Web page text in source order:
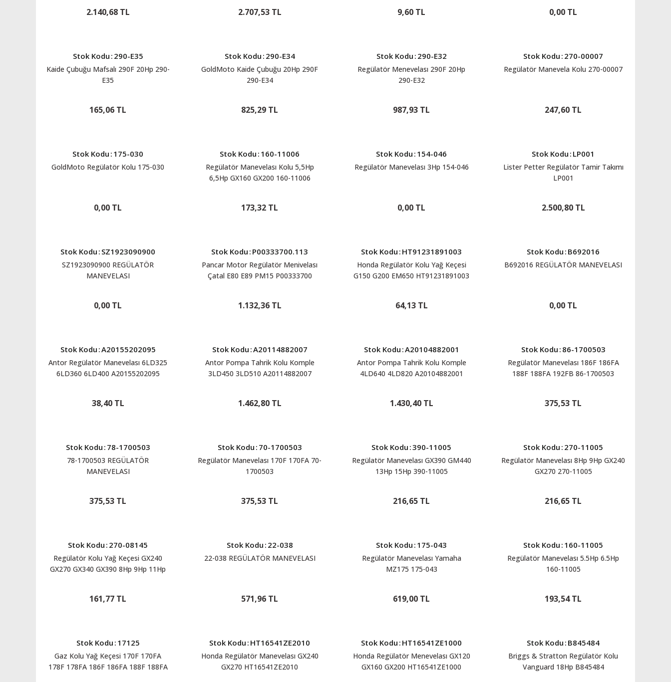
2.140,68 TL 2.707,53 TL 9,60 TL 0,00 TL
Stok Kodu : 290-E35
Kaide Çubuğu Mafsalı 290F 20Hp 290-
E35
165,06 TL
Stok Kodu : 290-E34
GoldMoto Kaide Çubuğu 20Hp 290F
290-E34
825,29 TL
Stok Kodu : 290-E32
Regülatör Menevelası 290F 20Hp
290-E32
987,93 TL
Stok Kodu : 270-00007
Regülatör Manevela Kolu 270-00007
247,60 TL
Stok Kodu : 175-030
GoldMoto Regülatör Kolu 175-030
0,00 TL
Stok Kodu : 160-11006
Regülatör Manevelası Kolu 5,5Hp
6,5Hp GX160 GX200 160-11006
173,32 TL
Stok Kodu : 154-046
Regülatör Manevelası 3Hp 154-046
0,00 TL
Stok Kodu : LP001
Lister Petter Regülatör Tamir Takımı
LP001
2.500,80 TL
Stok Kodu : SZ1923090900
SZ1923090900 REGÜLATÖR
MANEVELASI
0,00 TL
Stok Kodu : P00333700.113
Pancar Motor Regülatör Menivelası
Çatal E80 E89 PM15 P00333700
1.132,36 TL
Stok Kodu : HT91231891003
Honda Regülatör Kolu Yağ Keçesi
G150 G200 EM650 HT91231891003
64,13 TL
Stok Kodu : B692016
B692016 REGÜLATÖR MANEVELASI
0,00 TL
Stok Kodu :A20155202095
Antor Regülatör Manevelası 6LD325
6LD360 6LD400 A20155202095
38,40 TL
Stok Kodu :A20114882007
Antor Pompa Tahrik Kolu Komple
3LD450 3LD510 A20114882007
1.462,80 TL
Stok Kodu :A20104882001
Antor Pompa Tahrik Kolu Komple
4LD640 4LD820 A20104882001
1.430,40 TL
Stok Kodu : 86-1700503
Regülatör Manevelası 186F 186FA
188F 188FA 192FB 86-1700503
375,53 TL
Stok Kodu : 78-1700503
78-1700503 REGÜLATÖR
MANEVELASI
375,53 TL
Stok Kodu : 70-1700503
Regülatör Manevelası 170F 170FA 70-
1700503
375,53 TL
Stok Kodu :390-11005
Regülatör Manevelası GX390 GM440
13Hp 15Hp 390-11005
216,65 TL
Stok Kodu : 270-11005
Regülatör Manevelası 8Hp 9Hp GX240
GX270 270-11005
216,65 TL
Stok Kodu : 270-08145
Regülatör Kolu Yağ Keçesi GX240
GX270 GX340 GX390 8Hp 9Hp 11Hp
161,77 TL
Stok Kodu : 22-038
22-038 REGÜLATÖR MANEVELASI
571,96 TL
Stok Kodu : 175-043
Regülatör Manevelası Yamaha
MZ175 175-043
619,00 TL
Stok Kodu : 160-11005
Regülatör Manevelası 5.5Hp 6.5Hp
160-11005
193,54 TL
Stok Kodu : 17125
Gaz Kolu Yağ Keçesi 170F 170FA
178F 178FA 186F 186FA 188F 188FA
Stok Kodu : HT16541ZE2010
Honda Regülatör Manevelası GX240
GX270 HT16541ZE2010
Stok Kodu : HT16541ZE1000
Honda Regülatör Menevelası GX120
GX160 GX200 HT16541ZE1000
Stok Kodu : B845484
Briggs & Stratton Regülatör Kolu
Vanguard 18Hp B845484